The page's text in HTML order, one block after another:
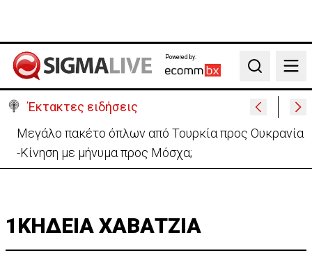
Powered by:
Search
Έκτακτες ειδήσεις
Πυρκαγιά στην Πάφο: Πρόλαβαν τα χειρότερα –
Συνεχίζεται η κατάσβεση
1ΚΗΔΕΙΑ ΧΑΒΑΤΖΙΑ